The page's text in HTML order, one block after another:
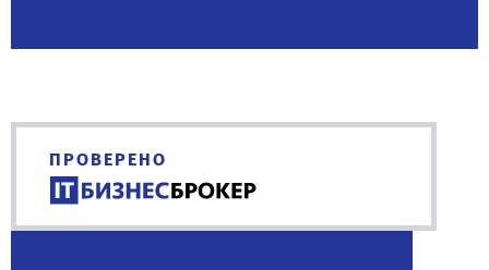
ПРОВЕРЕНО